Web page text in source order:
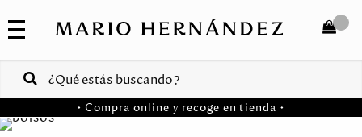
COLECCIONES
VENTAS
CORPORATIVAS COMPRAR
• Compra online y recoge en tienda •